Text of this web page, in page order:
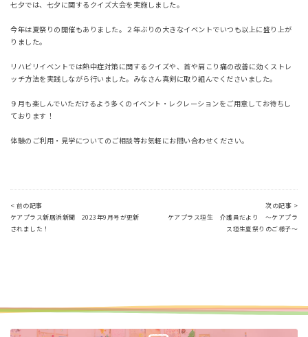
七夕では、七夕に関するクイズ大会を実施しました。
今年は夏祭りの開催もありました。２年ぶりの大きなイベントでいつも以上に盛り上が
りました。
リハビリイベントでは熱中症対策に関するクイズや、首や肩こり痛の改善に効くストレ
ッチ方法を実践しながら行いました。みなさん真剣に取り組んでくださいました。
９月も楽しんでいただけるよう多くのイベント・レクレーションをご用意してお待ちし
ております！
体験のご利用・見学についてのご相談等お気軽にお問い合わせください。
< 前の記事
ケアプラス新居浜新聞 2023年9月号が更新
されました！
次の記事 >
ケアプラス垣生 介護員だより ～ケアプラ
ス垣生夏祭りのご様子～